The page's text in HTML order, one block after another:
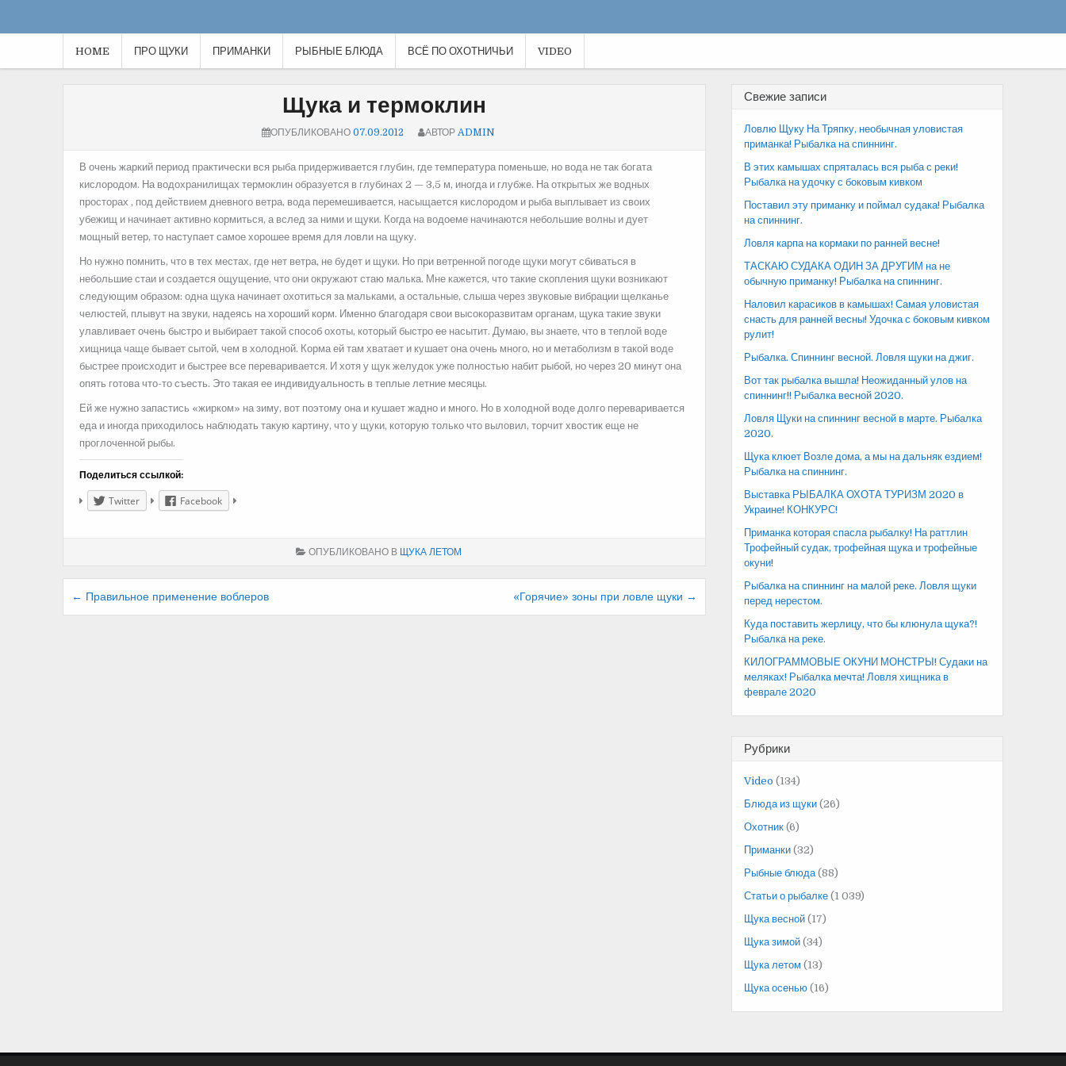
HOME ПРО ЩУКИ ПРИМАНКИ РЫБНЫЕ БЛЮДА ВСЁ ПО ОХОТНИЧЬИ VIDEO
Щука и термоклин
ОПУБЛИКОВАНО 07.09.2012 АВТОР ADMIN
В очень жаркий период практически вся рыба придерживается глубин, где температура поменьше, но вода не так богата
кислородом. На водохранилищах термоклин образуется в глубинах 2 — 3,5 м, иногда и глубже. На открытых же водных
просторах , под действием дневного ветра, вода перемешивается, насыщается кислородом и рыба выплывает из своих
убежищ и начинает активно кормиться, а вслед за ними и щуки. Когда на водоеме начинаются небольшие волны и дует
мощный ветер, то наступает самое хорошее время для ловли на щуку.
Но нужно помнить, что в тех местах, где нет ветра, не будет и щуки. Но при ветренной погоде щуки могут сбиваться в
небольшие стаи и создается ощущение, что они окружают стаю малька. Мне кажется, что такие скопления щуки возникают
следующим образом: одна щука начинает охотиться за мальками, а остальные, слыша через звуковые вибрации щелканье
челюстей, плывут на звуки, надеясь на хороший корм. Именно благодаря свои высокоразвитам органам, щука такие звуки
улавливает очень быстро и выбирает такой способ охоты, который быстро ее насытит. Думаю, вы знаете, что в теплой воде
хищница чаще бывает сытой, чем в холодной. Корма ей там хватает и кушает она очень много, но и метаболизм в такой воде
быстрее происходит и быстрее все переваривается. И хотя у щук желудок уже полностью набит рыбой, но через 20 минут она
опять готова что-то съесть. Это такая ее индивидуальность в теплые летние месяцы.
Ей же нужно запастись «жирком» на зиму, вот поэтому она и кушает жадно и много. Но в холодной воде долго переваривается
еда и иногда приходилось наблюдать такую картину, что у щуки, которую только что выловил, торчит хвостик еще не
проглоченной рыбы.
Поделиться ссылкой:
Twitter Facebook
ОПУБЛИКОВАНО В ЩУКА ЛЕТОМ
Навигация
← Правильное применение воблеров «Горячие» зоны при ловле щуки →
Свежие записи
Ловлю Щуку На Тряпку, необычная уловистая
приманка! Рыбалка на спиннинг.
В этих камышах спряталась вся рыба с реки!
Рыбалка на удочку с боковым кивком
Поставил эту приманку и поймал судака! Рыбалка
на спиннинг.
Ловля карпа на кормаки по ранней весне!
ТАСКАЮ СУДАКА ОДИН ЗА ДРУГИМ на не
обычную приманку! Рыбалка на спиннинг.
Наловил карасиков в камышах! Самая уловистая
снасть для ранней весны! Удочка с боковым кивком
рулит!
Рыбалка. Спиннинг весной. Ловля щуки на джиг.
Вот так рыбалка вышла! Неожиданный улов на
спиннинг!! Рыбалка весной 2020.
Ловля Щуки на спиннинг весной в марте. Рыбалка
2020.
Щука клюет Возле дома, а мы на дальняк ездием!
Рыбалка на спиннинг.
Выставка РЫБАЛКА ОХОТА ТУРИЗМ 2020 в
Украине! КОНКУРС!
Приманка которая спасла рыбалку! На раттлин
Трофейный судак, трофейная щука и трофейные
окуни!
Рыбалка на спиннинг на малой реке. Ловля щуки
перед нерестом.
Куда поставить жерлицу, что бы клюнула щука?!
Рыбалка на реке.
КИЛОГРАММОВЫЕ ОКУНИ МОНСТРЫ! Судаки на
меляках! Рыбалка мечта! Ловля хищника в
феврале 2020
Рубрики
Video (134)
Блюда из щуки (26)
Охотник (6)
Приманки (32)
Рыбные блюда(88)
Статьи о рыбалке (1 039)
Щука весной (17)
Щука зимой (34)
Щука летом (13)
Щука осенью (16)